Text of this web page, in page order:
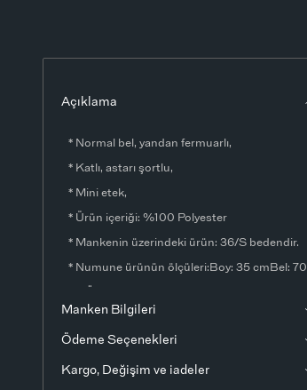
Açıklama
* Normal bel, yandan fermuarlı,
* Katlı, astarı şortlu,
* Mini etek,
* Ürün içeriği: %100 Polyester
* Mankenin üzerindeki ürün: 36/S bedendir.
* Numune ürünün ölçüleri:Boy: 35 cmBel: 70
* Ürün fotoğrafları stüdyo ortamında
çekilmiştir. Işık ve ekran ayarlarından dolayı
renklerde ton farklılıkları görülebilir.
Manken Bilgileri
Ödeme Seçenekleri
Kargo, Değişim ve iadeler